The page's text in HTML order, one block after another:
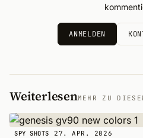
ANMELDEN
WeiterlesenMEHR ZU
SPY SHOTS 27. APR. 2026